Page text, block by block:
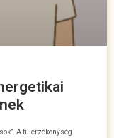
A túlérzékenység